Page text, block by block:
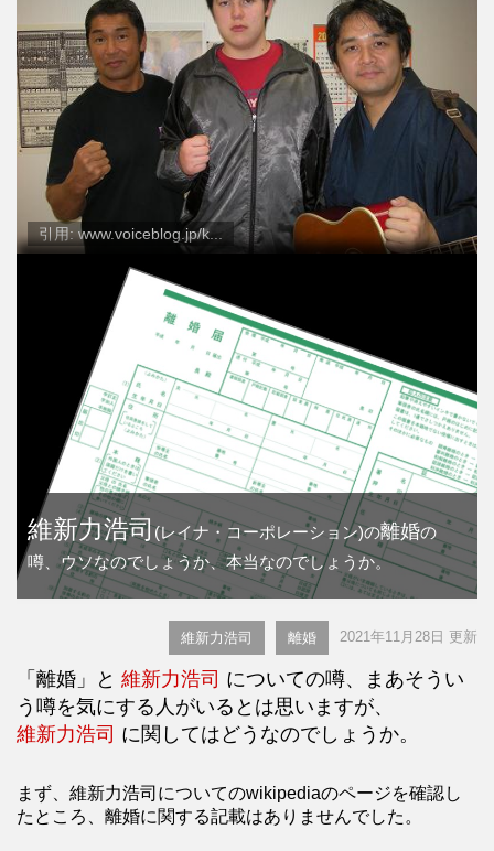
引用: www.voiceblog.jp/k...
維新力浩司(レイナ・コーポレーション)の離婚の
噂、ウソなのでしょうか、本当なのでしょうか。
維新力浩司 離婚 2021年11月28日 更新
「離婚」と 維新力浩司 についての噂、まあそうい
う噂を気にする人がいるとは思いますが、
維新力浩司 に関してはどうなのでしょうか。
まず、維新力浩司についてのwikipediaのページを確認し
たところ、離婚に関する記載はありませんでした。